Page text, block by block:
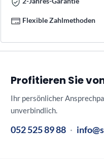
Flexible Zahlmethoden
Profitieren Sie
Ihr persönlicher
unverbindlich.
052 525 89 88 ·